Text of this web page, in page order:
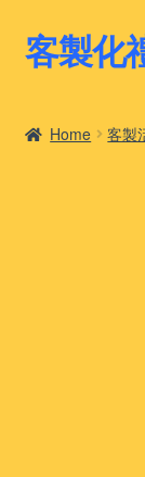
Skip
to
Skip
to
客製化
Home 客製